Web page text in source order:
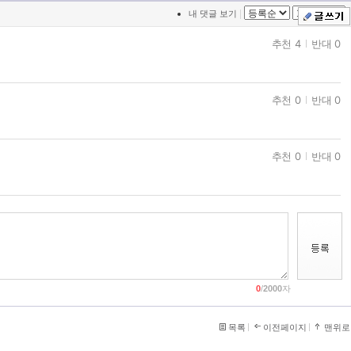
내 댓글 보기
추천 4 반대 0
추천 0 반대 0
추천 0 반대 0
0/2000자
목록 이전페이지 맨위로